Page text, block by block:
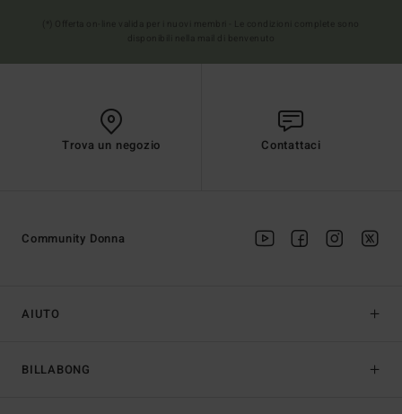
Trova un negozio Contattaci
AIUTO
BILLABONG
Community Donna